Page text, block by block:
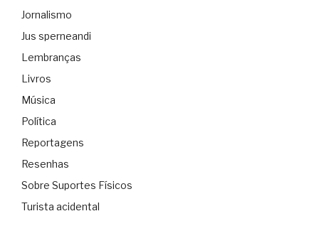
Jornalismo
Jus sperneandi
Lembranças
Livros
Música
Política
Reportagens
Resenhas
Sobre Suportes Físicos
Turista acidental